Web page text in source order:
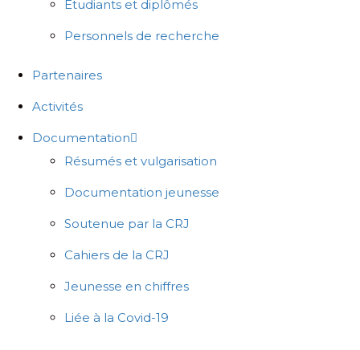
Étudiants et diplômés
Personnels de recherche
Partenaires
Activités
Documentation
Résumés et vulgarisation
Documentation jeunesse
Soutenue par la CRJ
Cahiers de la CRJ
Jeunesse en chiffres
Liée à la Covid-19